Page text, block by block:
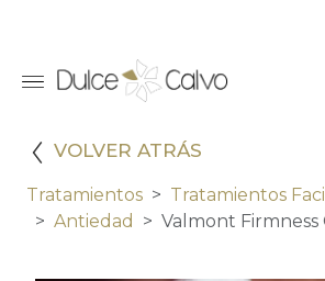
VOLVER ATRÁS
Tratamientos
Tratamientos
Antiedad
Valmont Firmness